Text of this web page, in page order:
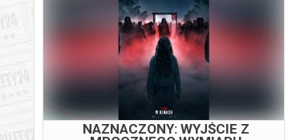
SPIDER-MAN. CAŁKIEM NOWY